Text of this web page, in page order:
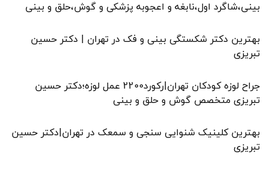
بینی،شاگرد اول،نابغه و اعجوبه پزشکی و گوش،حلق و بینی
بهترین دکتر شکستگی بینی و فک در تهران | دکتر حسین
تبریزی
جراح لوزه کودکان تهران|رکورد2200 عمل لوزه؛دکتر حسین
تبریزی متخصص گوش و حلق و بینی
بهترین کلینیک شنوایی سنجی و سمعک در تهران|دکتر حسین
تبریزی